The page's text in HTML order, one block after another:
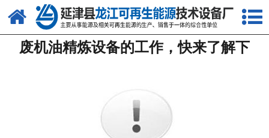
网站首页
关于我们
废机油精炼设备的工作，快来了解下